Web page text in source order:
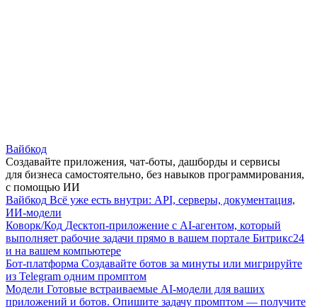
Вайбкод
Создавайте приложения, чат-боты, дашборды и сервисы
для бизнеса самостоятельно, без навыков программирования,
с помощью ИИ
Вайбкод Всё уже есть внутри: API, серверы, документация,
ИИ-модели
Коворк/Код Десктоп-приложение с AI-агентом, который
выполняет рабочие задачи прямо в вашем портале Битрикс24
и на вашем компьютере
Бот-платформа Создавайте ботов за минуты или мигрируйте
из Telegram одним промптом
Модели Готовые встраиваемые AI-модели для ваших
приложений и ботов. Опишите задачу промптом — получите